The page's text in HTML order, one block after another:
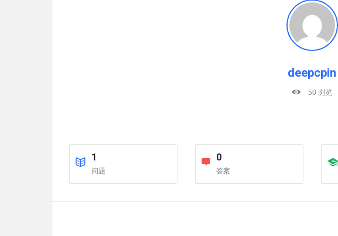
deepcpin
50 浏览
1
问题
0
答案